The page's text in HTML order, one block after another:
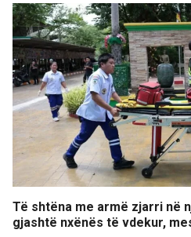
Të shtëna me armë zjarri në
gjashtë nxënës të vdekur,